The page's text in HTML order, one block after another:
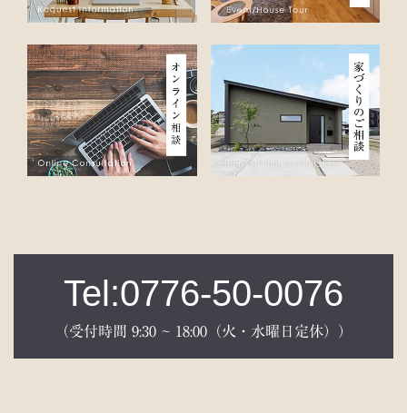
Tel:0776-50-0076
（受付時間 9:30 ~ 18:00（火・水曜日定休））